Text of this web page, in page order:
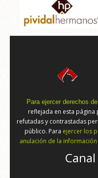
Para ejercer derechos
reflejada en esta
refutadas y contrastadas
público. Para ejercer los
anulación de la